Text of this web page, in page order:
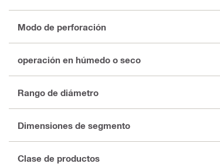
Modo de perforación
operación en húmedo o seco
Rango de diámetro
Dimensiones de segmento
Clase de productos